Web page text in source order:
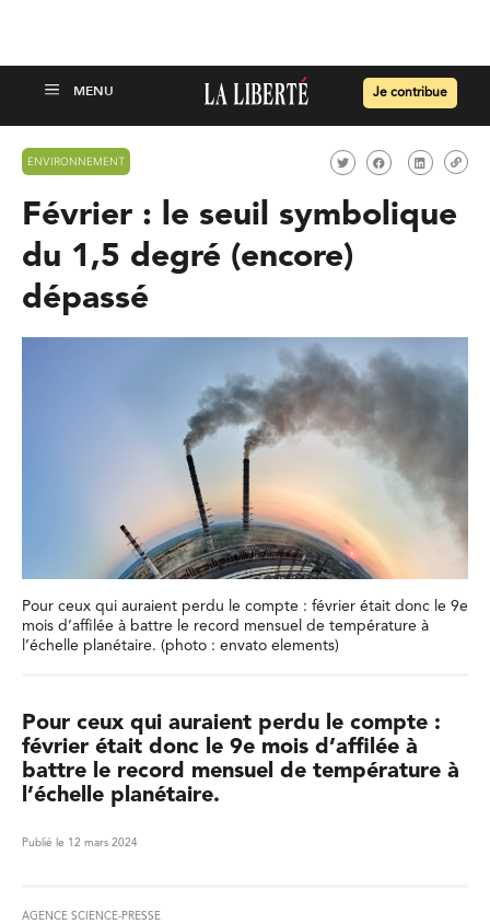
Je contribue
ENVIRONNEMENT
Février : le seuil symbolique
du 1,5 degré (encore)
dépassé
Pour ceux qui auraient perdu le compte : février était donc le 9e
mois d’affilée à battre le record mensuel de température à
l’échelle planétaire. (photo : envato elements)
Pour ceux qui auraient perdu le compte :
février était donc le 9e mois d’affilée à
battre le record mensuel de température à
l’échelle planétaire.
Publié le 12 mars 2024
AGENCE SCIENCE-PRESSE